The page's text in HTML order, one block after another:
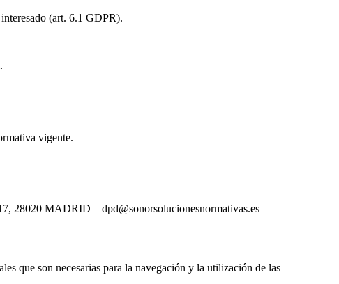
(art. 6.1 GDPR).
vigente.
28020 MADRID – dpd@sonorsolucionesnormativas.es
que son necesarias para la navegación y la utilización de las